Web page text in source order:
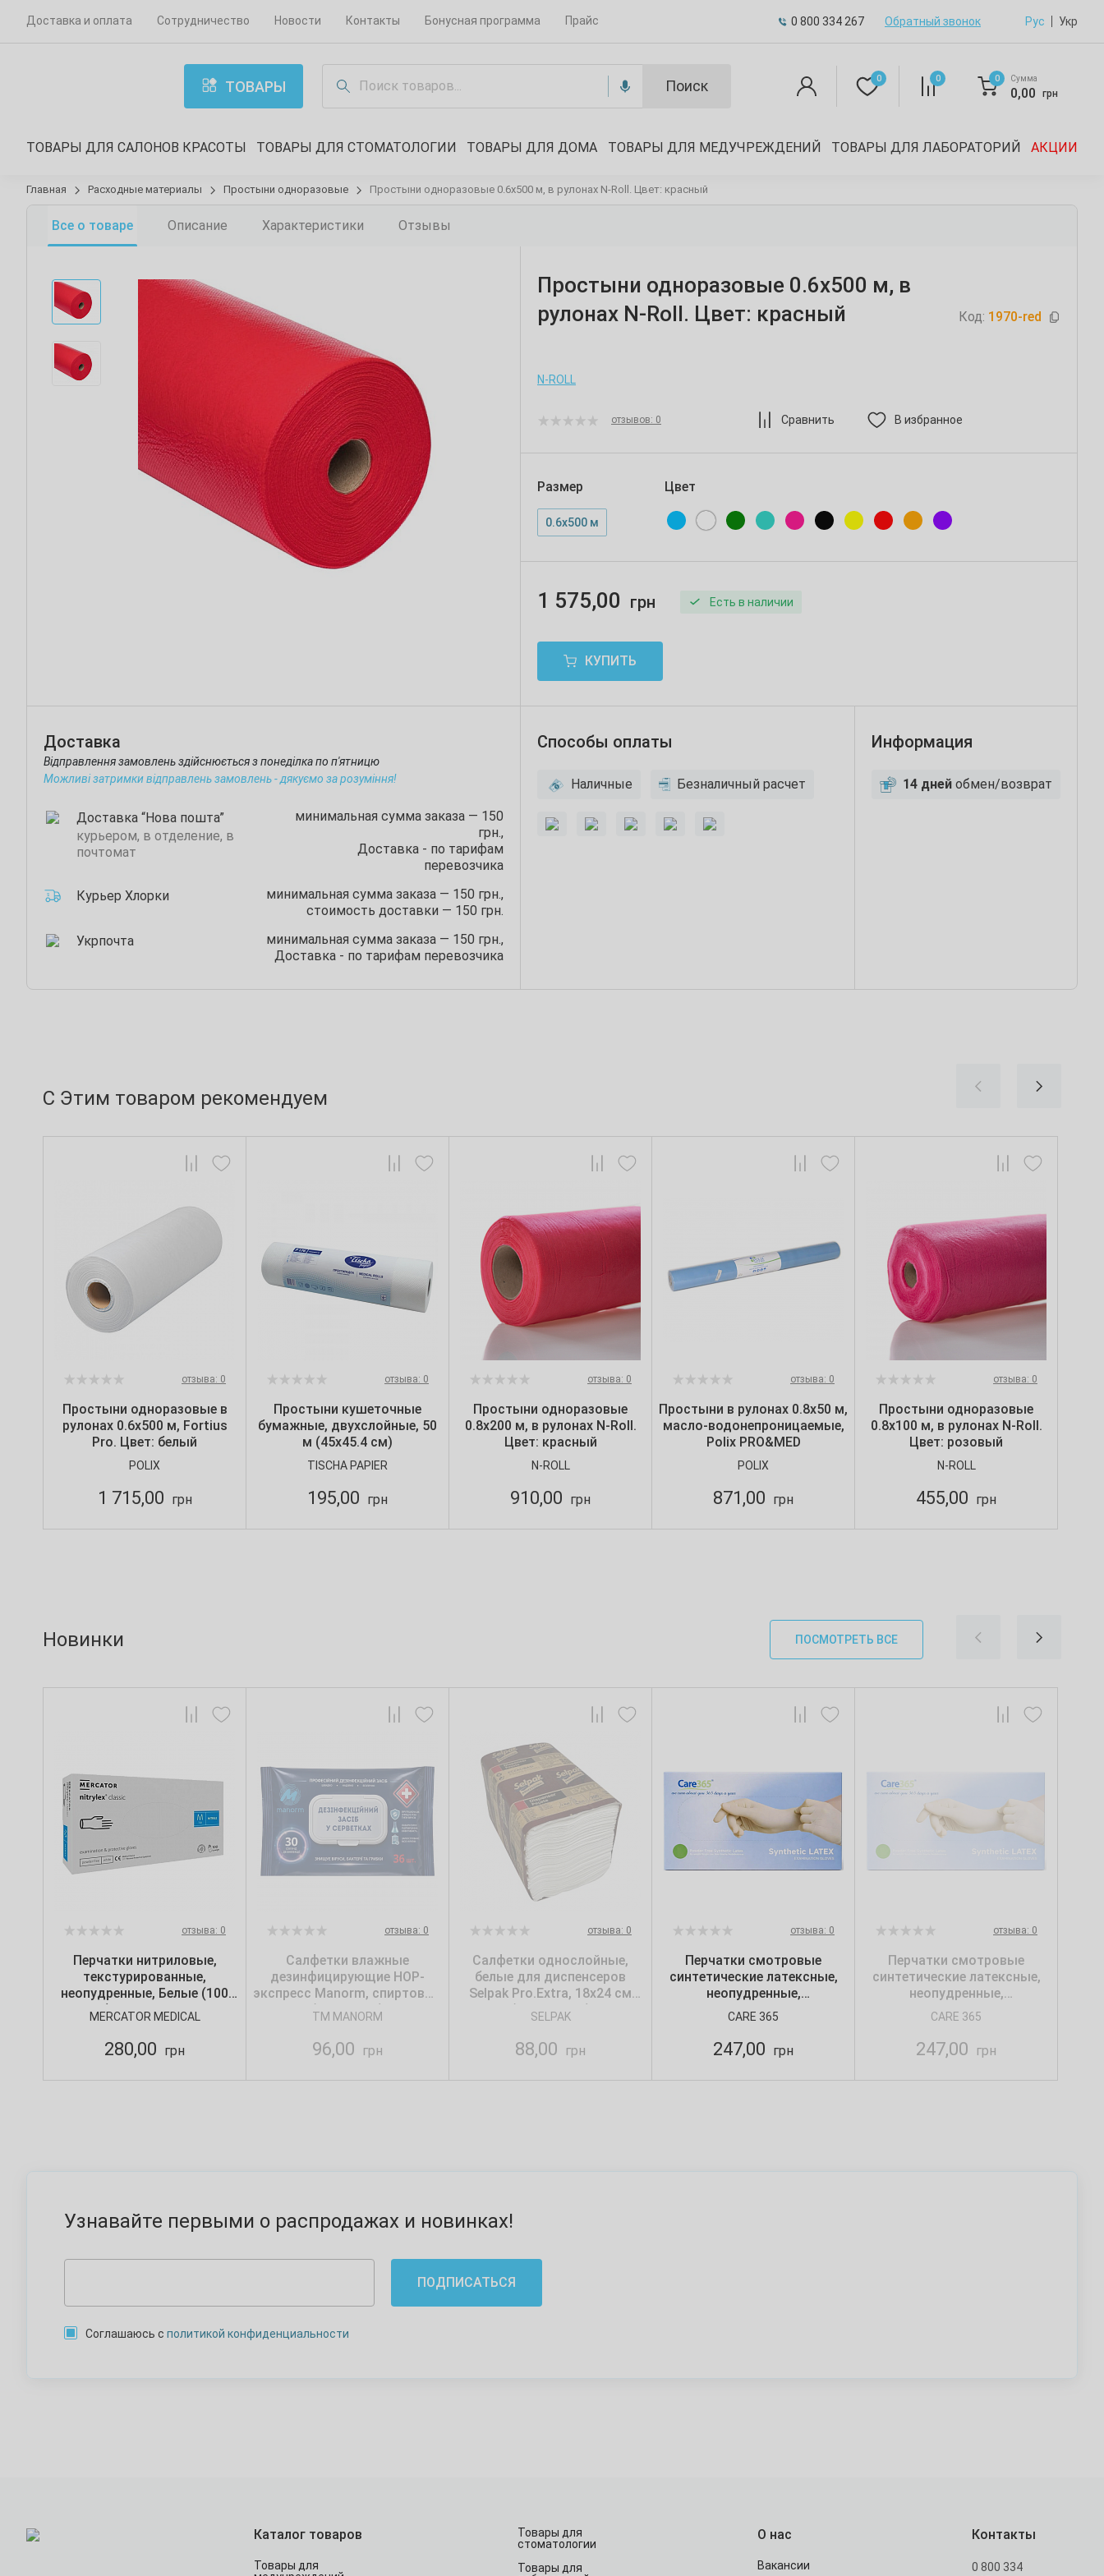
Доставка и оплата Сотрудничество Новости Контакты Бонусная программа Прайс 0 800 334 267 Обратный звонок Рус Укр
ТОВАРЫ Поиск 0 0 0 Сумма
0,00 грн
ТОВАРЫ ДЛЯ САЛОНОВ КРАСОТЫ ТОВАРЫ ДЛЯ СТОМАТОЛОГИИ ТОВАРЫ ДЛЯ ДОМА ТОВАРЫ ДЛЯ МЕДУЧРЕЖДЕНИЙ ТОВАРЫ ДЛЯ ЛАБОРАТОРИЙ АКЦИИ
Главная Расходные материалы Простыни одноразовые Простыни одноразовые 0.6х500 м, в рулонах N-Roll. Цвет: красный
Все о товаре Описание Характеристики Отзывы
Простыни одноразовые 0.6х500 м, в
рулонах N-Roll. Цвет: красный
Код: 1970-red
N-ROLL
отзывов: 0 Сравнить В избранное
Размер
0.6х500 м
Цвет
1 575,00 грн Есть в наличии
КУПИТЬ
Доставка
Відправлення замовлень здійснюється з понеділка по п'ятницю
Можливі затримки відправлень замовлень - дякуємо за розуміння!
Доставка “Нова пошта”
курьером, в отделение, в
почтомат
минимальная сумма заказа — 150
грн.,
Доставка - по тарифам
перевозчика
Курьер Хлорки
минимальная сумма заказа — 150 грн.,
стоимость доставки — 150 грн.
Укрпочта
минимальная сумма заказа — 150 грн.,
Доставка - по тарифам перевозчика
Способы оплаты
Наличные Безналичный расчет
Информация
14 дней обмен/возврат
С Этим товаром рекомендуем
отзыва: 0
Простыни одноразовые в
рулонах 0.6х500 м, Fortius
Pro. Цвет: белый
POLIX
1 715,00 грн
отзыва: 0
Простыни кушеточные
бумажные, двухслойные, 50
м (45х45.4 см)
TISCHA PAPIER
195,00 грн
отзыва: 0
Простыни одноразовые
0.8х200 м, в рулонах N-Roll.
Цвет: красный
N-ROLL
910,00 грн
отзыва: 0
Простыни в рулонах 0.8х50 м,
масло-водонепроницаемые,
Polix PRO&MED
POLIX
871,00 грн
отзыва: 0
Простыни одноразовые
0.8х100 м, в рулонах N-Roll.
Цвет: розовый
N-ROLL
455,00 грн
Новинки ПОСМОТРЕТЬ ВСЕ
отзыва: 0
Перчатки нитриловые,
текстурированные,
неопудренные, Белые (100
шт/уп) Nitrylex CLASSIC,
Mercator, р. М
MERCATOR MEDICAL
280,00 грн
отзыва: 0
Салфетки влажные
дезинфицирующие НОР-
экспресс Manorm, спиртовые
(36 шт./уп.)
TM MANORM
96,00 грн
отзыва: 0
Салфетки однослойные,
белые для диспенсеров
Selpak Pro.Extra, 18х24 см
(250 шт./уп.)
SELPAK
88,00 грн
отзыва: 0
Перчатки смотровые
синтетические латексные,
неопудренные,
текстурированные ТМ
Care365, М (100 шт./уп.)
CARE 365
247,00 грн
отзыва: 0
Перчатки смотровые
синтетические латексные,
неопудренные,
текстурированные ТМ
Care365, S (100 шт./уп.)
CARE 365
247,00 грн
Узнавайте первыми о распродажах и новинках!
ПОДПИСАТЬСЯ
Соглашаюсь с политикой конфиденциальности
Каталог товаров
Товары для
Товары для
стоматологии
Товары для
О нас
Вакансии
Контакты
0 800 334